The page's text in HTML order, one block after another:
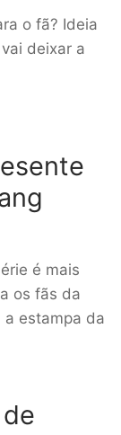
o fã? Ideia
deixar a
é mais
os fãs da
a estampa da